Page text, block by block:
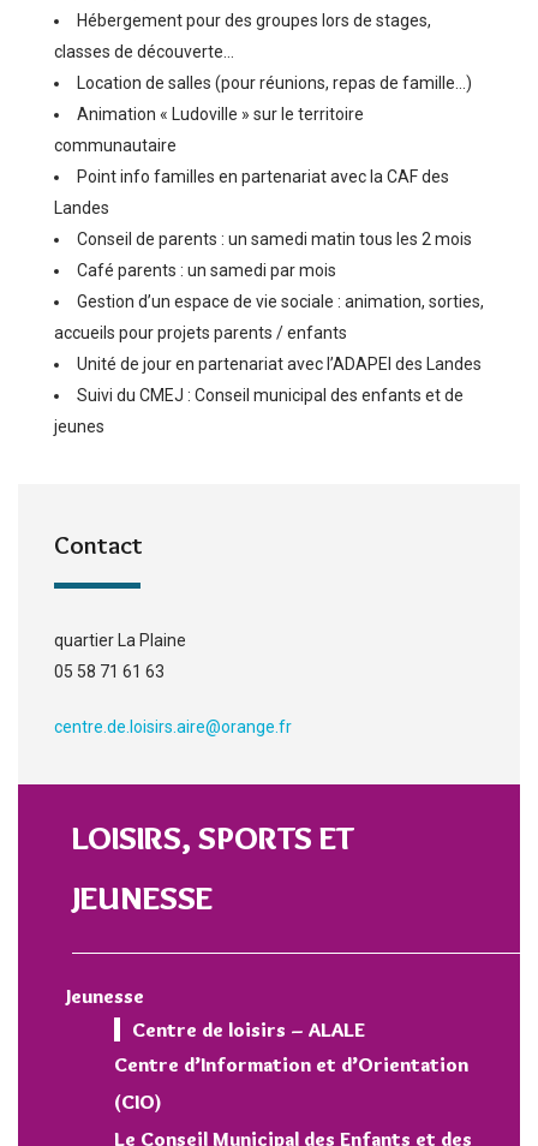
Hébergement pour des groupes lors de stages,
classes de découverte…
Location de salles (pour réunions, repas de famille…)
Animation « Ludoville » sur le territoire
communautaire
Point info familles en partenariat avec la CAF des
Landes
Conseil de parents : un samedi matin tous les 2 mois
Café parents : un samedi par mois
Gestion d’un espace de vie sociale : animation, sorties,
accueils pour projets parents / enfants
Unité de jour en partenariat avec l’ADAPEI des Landes
Suivi du CMEJ : Conseil municipal des enfants et de
jeunes
Contact
quartier La Plaine
05 58 71 61 63
centre.de.loisirs.aire@orange.fr
LOISIRS, SPORTS ET
JEUNESSE
Jeunesse
Centre de loisirs – ALALE
Centre d’Information et d’Orientation
(CIO)
Le Conseil Municipal des Enfants et des